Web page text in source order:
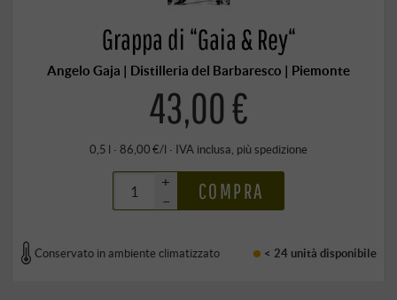
Grappa di “Gaia & Rey“
Angelo Gaja | Distilleria del Barbaresco | Piemonte
43,00 €
0,5 l · 86,00 €/l · IVA inclusa, più spedizione
+
–
COMPRA
Conservato in ambiente climatizzato < 24 unità disponibile